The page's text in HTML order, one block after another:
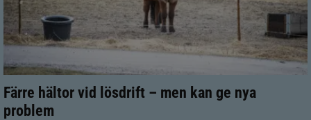
Färre hältor vid lösdrift – men kan ge nya
problem